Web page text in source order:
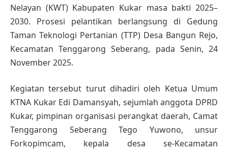
Nelayan (KWT) Kabupaten Kukar masa bakti 2025–
2030. Prosesi pelantikan berlangsung di Gedung
Taman Teknologi Pertanian (TTP) Desa Bangun Rejo,
Kecamatan Tenggarong Seberang, pada Senin, 24
November 2025.
Kegiatan tersebut turut dihadiri oleh Ketua Umum
KTNA Kukar Edi Damansyah, sejumlah anggota DPRD
Kukar, pimpinan organisasi perangkat daerah, Camat
Tenggarong Seberang Tego Yuwono, unsur
Forkopimcam, kepala desa se-Kecamatan